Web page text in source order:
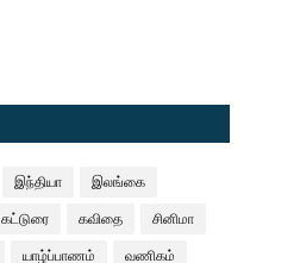
இந்தியா இலங்கை
கட்டுரை கவிதை சினிமா
யாழ்ப்பாணம் வணிகம்